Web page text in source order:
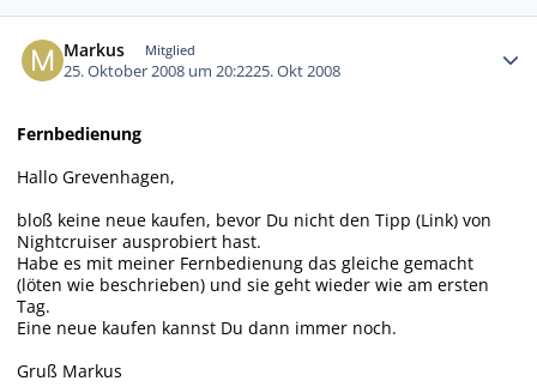
Markus Mitglied
25. Oktober 2008 um 20:2225. Okt 2008
Fernbedienung
Hallo Grevenhagen,
bloß keine neue kaufen, bevor Du nicht den Tipp (Link) von
Nightcruiser ausprobiert hast.
Habe es mit meiner Fernbedienung das gleiche gemacht
(löten wie beschrieben) und sie geht wieder wie am ersten
Tag.
Eine neue kaufen kannst Du dann immer noch.
Gruß Markus